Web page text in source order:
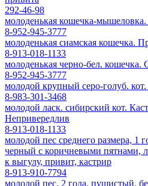
292-46-98
молоденькая кошечка-
8-952-945-3777
молоденькая сиамская кошечка.
8-913-018-1133
молоденькая черно-бел.
8-952-945-3777
молодой крупный серо-голуб.
8-983-301-3468
молодой ласк. сибирский кот.
Непривередлив
8-913-018-1133
молодой пес среднего размера, 1
черный с коричневыми пятнами,
к выгулу, привит, кастрир
8-913-910-7794
молодой пес, 2 года, пушистый,